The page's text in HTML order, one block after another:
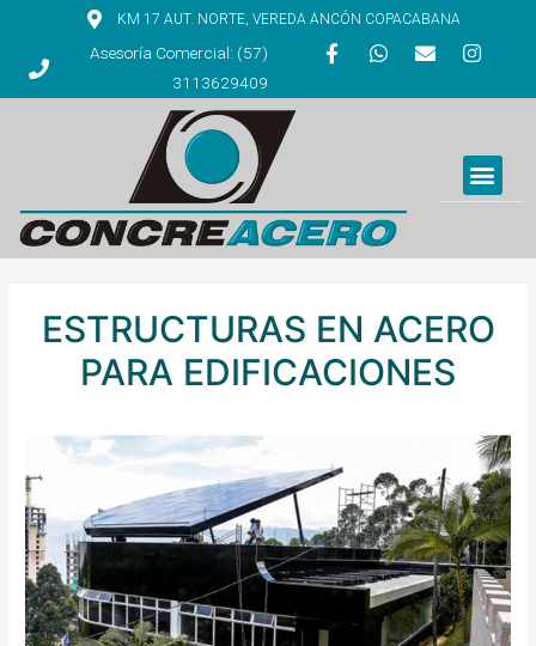
KM 17 AUT. NORTE, VEREDA ANCÓN COPACABANA
Asesoría Comercial: (57)
3113629409
ESTRUCTURAS EN ACERO
PARA EDIFICACIONES